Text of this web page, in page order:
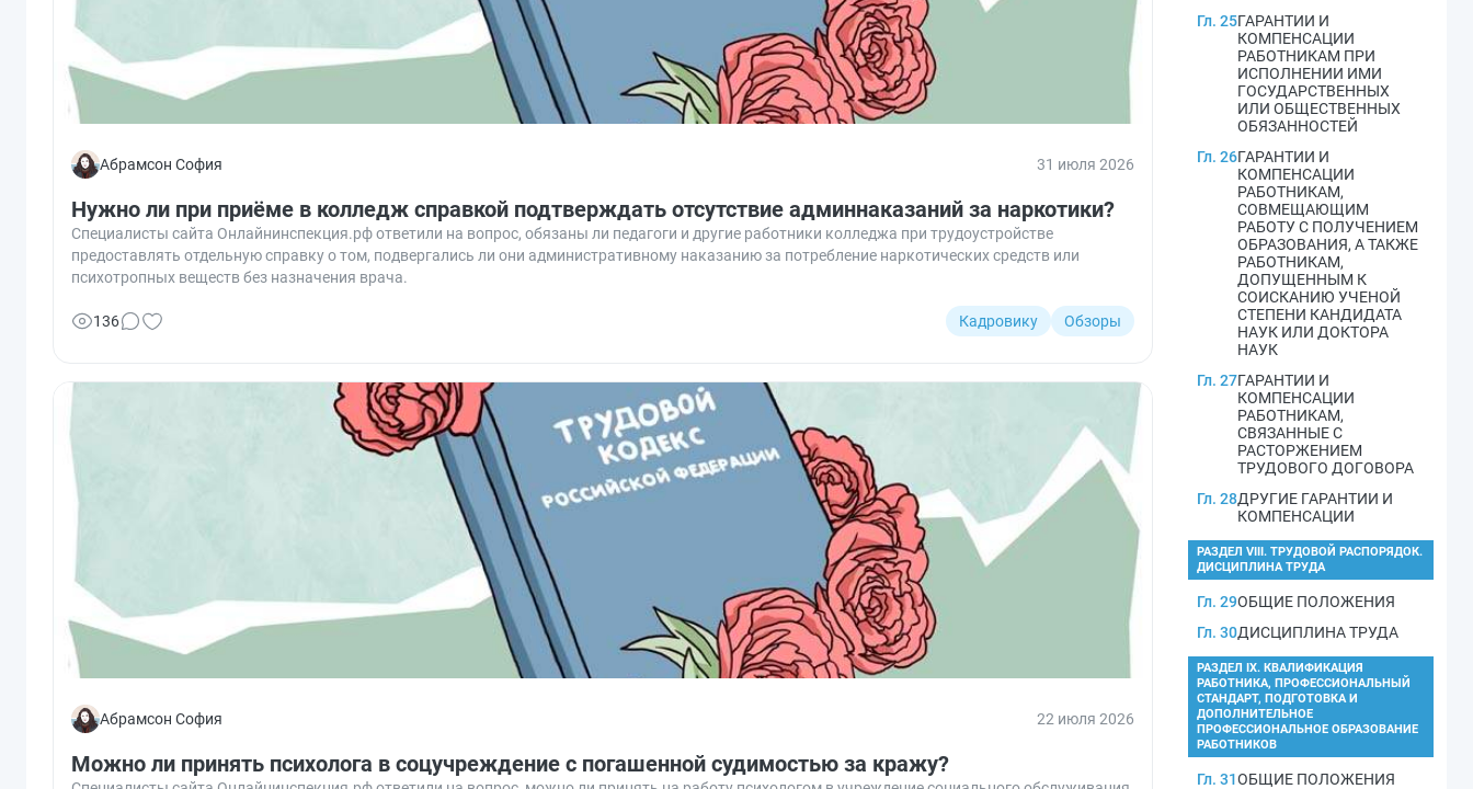
Абрамсон София 31 июля 2026
Нужно ли при приёме в колледж справкой подтверждать отсутствие админнаказаний за наркотики?
Специалисты сайта Онлайнинспекция.рф ответили на вопрос, обязаны ли педагоги и другие работники колледжа при трудоустройстве
предоставлять отдельную справку о том, подвергались ли они административному наказанию за потребление наркотических средств или
психотропных веществ без назначения врача.
Кадровику Обзоры
136
Абрамсон София 22 июля 2026
Можно ли принять психолога в соцучреждение с погашенной судимостью за кражу?
Гл. 25ГАРАНТИИ И
КОМПЕНСАЦИИ
РАБОТНИКАМ ПРИ
ИСПОЛНЕНИИ ИМИ
ГОСУДАРСТВЕННЫХ
ИЛИ ОБЩЕСТВЕННЫХ
ОБЯЗАННОСТЕЙ
Гл. 26ГАРАНТИИ И
КОМПЕНСАЦИИ
РАБОТНИКАМ,
СОВМЕЩАЮЩИМ
РАБОТУ С ПОЛУЧЕНИЕМ
ОБРАЗОВАНИЯ, А ТАКЖЕ
РАБОТНИКАМ,
ДОПУЩЕННЫМ К
СОИСКАНИЮ УЧЕНОЙ
СТЕПЕНИ КАНДИДАТА
НАУК ИЛИ ДОКТОРА
НАУК
Гл. 27ГАРАНТИИ И
КОМПЕНСАЦИИ
РАБОТНИКАМ,
СВЯЗАННЫЕ С
РАСТОРЖЕНИЕМ
ТРУДОВОГО ДОГОВОРА
Гл. 28ДРУГИЕ ГАРАНТИИ И
КОМПЕНСАЦИИ
РАЗДЕЛ VIII. ТРУДОВОЙ РАСПОРЯДОК.
ДИСЦИПЛИНА ТРУДА
Гл. 29ОБЩИЕ ПОЛОЖЕНИЯ
Гл. 30ДИСЦИПЛИНА ТРУДА
РАЗДЕЛ IX. КВАЛИФИКАЦИЯ
РАБОТНИКА, ПРОФЕССИОНАЛЬНЫЙ
СТАНДАРТ, ПОДГОТОВКА И
ДОПОЛНИТЕЛЬНОЕ
ПРОФЕССИОНАЛЬНОЕ ОБРАЗОВАНИЕ
РАБОТНИКОВ
Гл. 31ОБЩИЕ ПОЛОЖЕНИЯ